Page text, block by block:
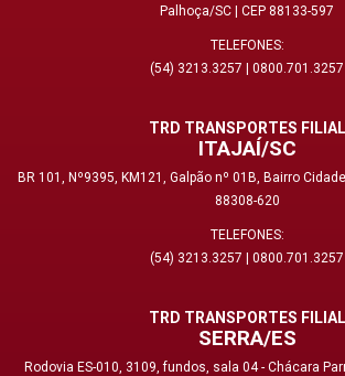
Palhoça/SC | CEP 88133-597
TELEFONES:
(54) 3213.3257
0800.701.3257
TRD TRANSPORTES FILIAL
ITAJAÍ/SC
BR 101, Nº9395, KM121, Galpão nº 01B, Bairro
88308-620
TELEFONES:
(54) 3213.3257
0800.701.3257
TRD TRANSPORTES FILIAL
SERRA/ES
Rodovia ES-010, 3109, fundos, sala 04 - Chácara